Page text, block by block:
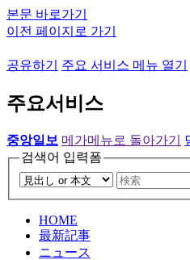
본문 바로가기
이전 페이지로 가기
공유하기 주요 서비스 메뉴 열기
주요서비스
중앙일보 메가메뉴로 돌아가기
검색어 입력폼
HOME
最新記事
ニュース